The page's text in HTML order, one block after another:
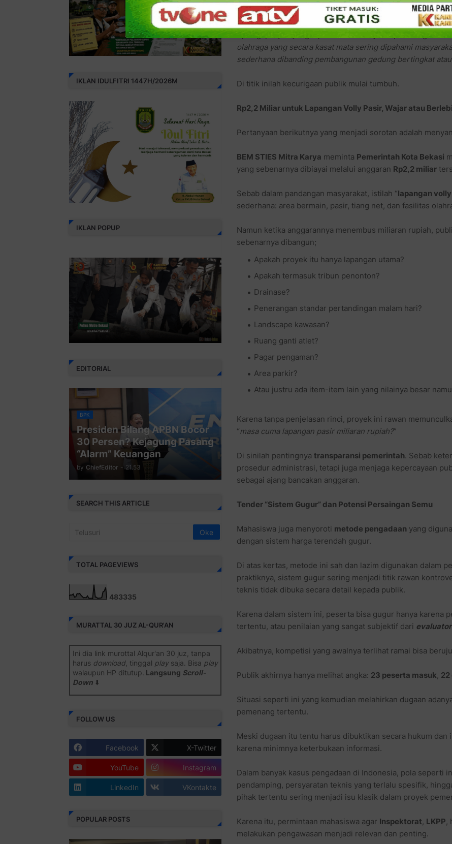
pengaturan tender, publik kini semakin sensitif terhadap
Apalagi proyek yang dipersoalkan hanyalah pembangunan
olahraga yang secara kasat mata sering dipahami
sederhana dibanding pembangunan gedung bertingkat
Di titik inilah kecurigaan publik mulai tumbuh.
Rp2,2 Miliar untuk Lapangan Volly Pasir, Wajar atau
Pertanyaan berikutnya yang menjadi sorotan adalah
BEM STIES Mitra Karya meminta Pemerintah Kota Bekasi
yang sebenarnya dibiayai melalui anggaran Rp2,2 miliar
Sebab dalam pandangan masyarakat, istilah “lapangan
sederhana: area bermain, pasir, tiang net, dan fasilitas
Namun ketika anggarannya menembus miliaran rupiah,
sebenarnya dibangun;
Apakah proyek itu hanya lapangan utama?
Apakah termasuk tribun penonton?
Drainase?
Penerangan standar pertandingan malam hari?
Landscape kawasan?
Ruang ganti atlet?
Pagar pengaman?
Area parkir?
Atau justru ada item-item lain yang nilainya besar
Karena tanpa penjelasan rinci, proyek ini rawan
“masa cuma lapangan pasir miliaran rupiah?”
Di sinilah pentingnya transparansi pemerintah. Sebab
prosedur administrasi, tetapi juga menjaga kepercayaan
sebagai ajang bancakan anggaran.
Tender “Sistem Gugur” dan Potensi Persaingan Semu
Mahasiswa juga menyoroti metode pengadaan yang
dengan sistem harga terendah gugur.
Di atas kertas, metode ini sah dan lazim digunakan dalam
praktiknya, sistem gugur sering menjadi titik rawan
teknis tidak dibuka secara detail kepada publik.
Karena dalam sistem ini, peserta bisa gugur hanya karena
tertentu, atau penilaian yang sangat subjektif dari evaluator
Akibatnya, kompetisi yang awalnya terlihat ramai bisa
Publik akhirnya hanya melihat angka: 23 peserta masuk
Situasi seperti ini yang kemudian melahirkan dugaan
pemenang tertentu.
Meski dugaan itu tentu harus dibuktikan secara hukum
karena minimnya keterbukaan informasi.
Dalam banyak kasus pengadaan di Indonesia, pola seperti
pendamping, persyaratan teknis yang terlalu spesifik,
pihak tertentu sering menjadi isu klasik dalam proyek
Karena itu, permintaan mahasiswa agar Inspektorat LKPP
melakukan pengawasan menjadi relevan dan penting.
IKLAN IDULFITRI 1447H/2026M
IKLAN POPUP
EDITORIAL
BPK
Presiden Bilang APBN Bocor
30 Persen? Kejagung Pasang
“Alarm” Keuangan
by ChiefEditor - 21.53
SEARCH THIS ARTICLE
TOTAL PAGEVIEWS
483335
MURATTAL 30 JUZ AL-QUR'AN
Ini dia link murottal Alqur'an 30 juz, tanpa
harus download, tinggal playsaja. Bisa play
walaupun HP ditutup. Langsung Scroll-
Down⬇️
Juz 1 ⇨http://j.mp/2b8SiNO
Juz 2 ⇨http://j.mp/2b8RJmQ
Juz 3 ⇨http://j.mp/2bFSrtF
Juz 4 ⇨http://j.mp/2b8SXi3
Juz 5 ⇨http://j.mp/2b8RZm3
Juz 6 ⇨http://j.mp/28MBohs
Juz 7 ⇨http://j.mp/2bFRIZC
FOLLOW US
Facebook X-Twitter
YouTube Instagram
LinkedIn VKontakte
POPULAR POSTS